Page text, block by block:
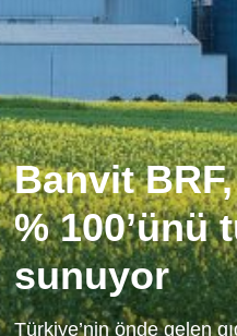
Banvit
% 100’ünü
sunuyor
Türkiye’nin önde gelen